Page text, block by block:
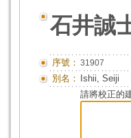
石井誠
序號： 31907
別名： Ishii, Seiji
請將校正的